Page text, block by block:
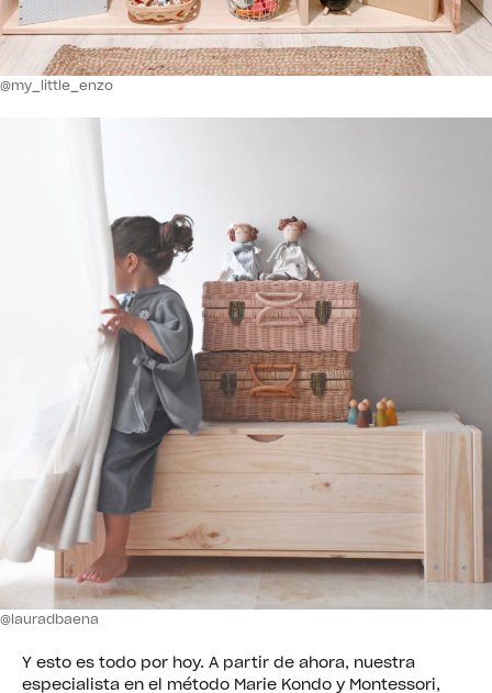
@my_little_enzo
@lauradbaena
Y esto es todo por hoy. A partir de ahora, nuestra
especialista en el método Marie Kondo y Montessori,